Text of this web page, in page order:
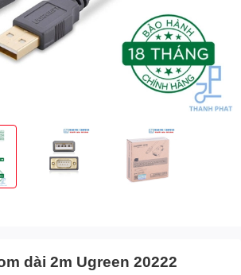
dài 2m Ugreen 20222